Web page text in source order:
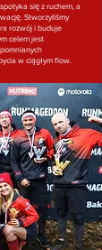
się z ruchem, a
Stworzyliśmy
rozwój i buduje
celem jest
w ciągłym flow.